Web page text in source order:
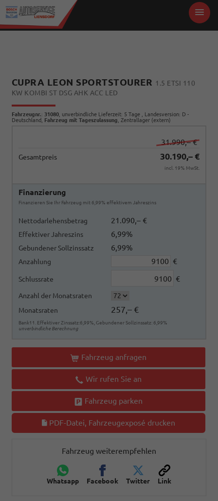
CUPRA LEON SPORTSTOURER 1.5 ETSI 110
KW KOMBI ST DSG AHK ACC LED
Fahrzeugnr.: 31080 , unverbindliche Lieferzeit: 5 Tage , Landesversion: D -
Deutschland, Fahrzeug mit Tageszulassung , Zentrallager (extern)
31.990,– €
Gesamtpreis 30.190,– €
incl. 19% MwSt.
Finanzierung
Finanzieren Sie Ihr Fahrzeug mit 6,99% effektivem Jahreszins
Nettodarlehensbetrag 21.090,– €
Effektiver Jahreszins 6,99%
Gebundener Sollzinssatz 6,99%
Anzahlung €
Schlussrate €
Anzahl der Monatsraten
Monatsraten
257,– €
Bank11. Effektiver Zinssatz:6,99%, Gebundener Sollzinssatz: 6,99%
unverbindliche Berechnung
Fahrzeug anfragen
Wir rufen Sie an
Fahrzeug parken
PDF-Datei, Fahrzeugexposé drucken
Fahrzeug weiterempfehlen
Whatsapp Facebook Twitter Link